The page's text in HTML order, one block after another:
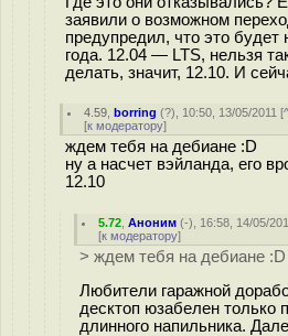
заявили о возможном
предупредил, что это будет
года. 12.04 — LTS, нельзя
делать, значит, 12.10. И
4.59 ,borring (?), 10:50, 13/05/2011 [
[к модератору]
ждем тебя на дебиане :D
ну а насчет вэйланда, его
12.10
5.72 ,Аноним (-), 16:58, 14/05/
[к модератору]
> ждем тебя на дебиане :D
Любители гаражной
десктоп юзабелен только
длинного напильника.